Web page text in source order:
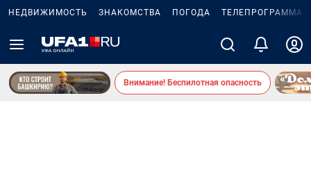
НЕДВИЖИМОСТЬ ЗНАКОМСТВА ПОГОДА ТЕЛЕПРОГРАММА
Внимание! Беспилотная опасность